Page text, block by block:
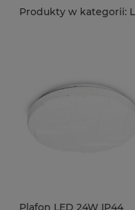
Plafon LED 24W IP44